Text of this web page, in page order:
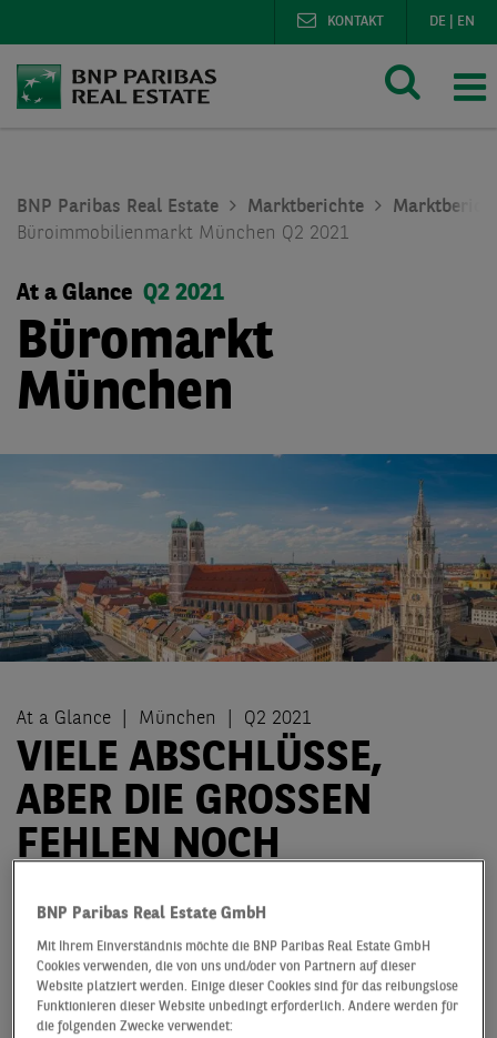
DE EN
KONTAKT
BNP Paribas Real Estate Marktberichte
Büroimmobilienmarkt München Q2 2021
At a Glance Q2 2021
Büromarkt
München
At a Glance München Q2 2021
VIELE ABSCHLÜSSE,
ABER DIE GROSSEN
FEHLEN NOCH
sich im ersten Halbjahr auf 234.000 m². Im
Vorjahresvergleich entspricht dies einem Rückgang um
gut 28 %, der zehnjährige Schnitt wurde sogar um ein
Drittel verfehlt. Dieses auf den ersten Blick schwache
Ergebnis relativiert sich etwas, wenn man die Struktur
BNP Paribas Real Estate GmbH
Mit Ihrem Einverständnis möchte die BNP Paribas Real Estate GmbH
Cookies verwenden, die von uns und/oder von Partnern auf dieser
Website platziert werden. Einige dieser Cookies sind für das reibungslose
Funktionieren dieser Website unbedingt erforderlich. Andere werden für
die folgenden Zwecke verwendet: